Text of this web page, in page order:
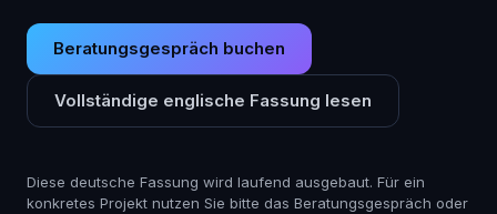
Beratungsgespräch buchen
Vollständige englische Fassung lesen
Diese deutsche Fassung wird laufend ausgebaut. Für ein
konkretes Projekt nutzen Sie bitte das Beratungsgespräch oder